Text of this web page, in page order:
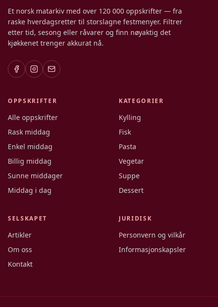
Et norsk matarkiv med over 120 000 oppskrifter — fra
raske hverdagsretter til storslagne festmenyer. Filtrer
etter tid, sesong eller råvarer og finn nøyaktig det
kjøkkenet trenger akkurat nå.
OPPSKRIFTER
Alle oppskrifter
Rask middag
Enkel middag
Billig middag
Sunne middager
Middag i dag
KATEGORIER
Kylling
Fisk
Pasta
Vegetar
Suppe
Dessert
SELSKAPET
Artikler
Om oss
Kontakt
JURIDISK
Personvern og vilkår
Informasjonskapsler